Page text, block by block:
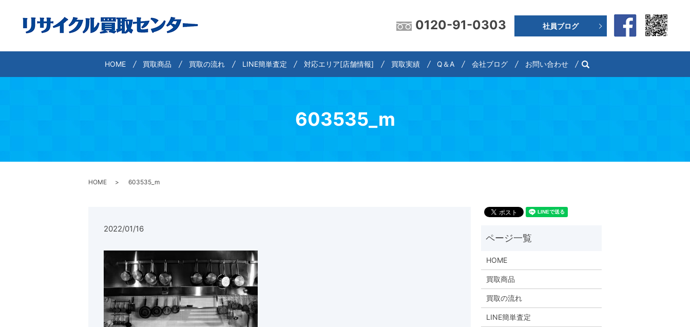
0120-91-0303
HOME 買取商品 買取の流れ LINE簡単査定 対応エリア[店舗情報] 買取実績 Q＆A 会社ブログ
社員ブログ
お問い合わせ search
603535_m
HOME 603535_m
2022/01/16
HOME
買取商品
買取の流れ
LINE簡単査定